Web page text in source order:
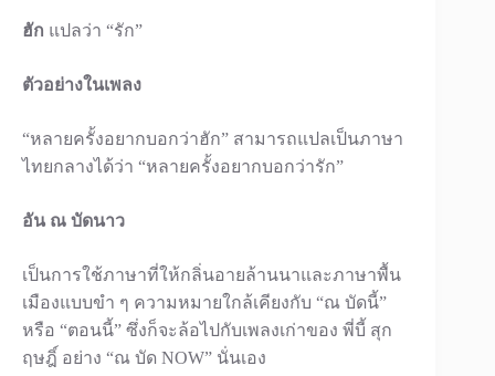
ฮัก แปลว่า “รัก”
ตัวอย่างในเพลง
“หลายครั้งอยากบอกว่าฮัก” สามารถแปลเป็นภาษา
ไทยกลางได้ว่า “หลายครั้งอยากบอกว่ารัก”
อัน ณ บัดนาว
เป็นการใช้ภาษาที่ให้กลิ่นอายล้านนาและภาษาพื้น
เมืองแบบขำ ๆ ความหมายใกล้เคียงกับ “ณ บัดนี้”
หรือ “ตอนนี้” ซึ่งก็จะล้อไปกับเพลงเก่าของ พี่บี้ สุก
ฤษฎิ์ อย่าง “ณ บัด NOW” นั่นเอง